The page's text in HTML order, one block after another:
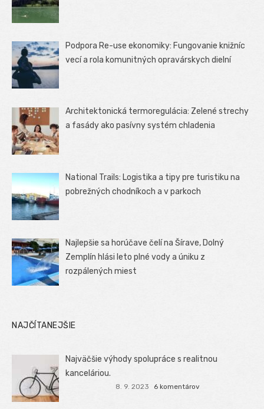
Podpora Re-use ekonomiky: Fungovanie knižníc
vecí a rola komunitných opravárskych dielní
Architektonická termoregulácia: Zelené strechy
a fasády ako pasívny systém chladenia
National Trails: Logistika a tipy pre turistiku na
pobrežných chodníkoch a v parkoch
Najlepšie sa horúčave čelí na Šírave, Dolný
Zemplín hlási leto plné vody a úniku z
rozpálených miest
NAJČÍTANEJŠIE
Najväčšie výhody spolupráce s realitnou
kanceláriou.
8. 9. 2023 6 komentárov